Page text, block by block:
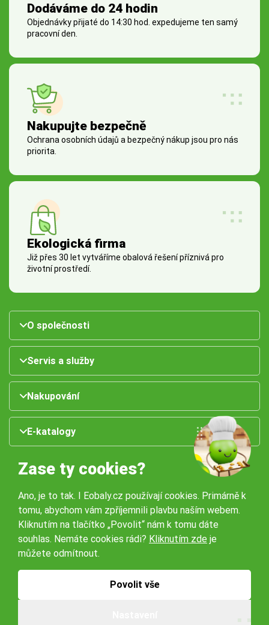
Dodáváme do 24 hodin
Objednávky přijaté do 14:30 hod. expedujeme ten samý
pracovní den.
Nakupujte bezpečně
Ochrana osobních údajů a bezpečný nákup jsou pro nás
priorita.
Ekologická firma
Již přes 30 let vytváříme obalová řešení příznivá pro
životní prostředí.
O společnosti
Servis a služby
Nakupování
E-katalogy
Naše pobočky:
Obchodní podmínky
Zase ty cookies?
Ano, je to tak. I Eobaly.cz používají cookies. Primárně k
tomu, abychom vám zpříjemnili plavbu naším webem.
Kliknutím na tlačítko „Povolit“ nám k tomu dáte
souhlas. Nemáte cookies rádi? Kliknutím zde je
můžete odmítnout.
Povolit vše